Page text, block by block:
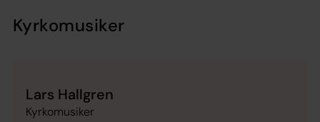
Kyrkomusiker
Lars Hallgren
Kyrkomusiker